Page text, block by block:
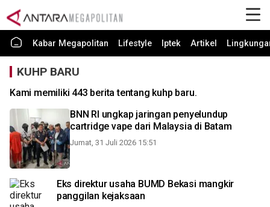
Kabar Megapolitan Lifestyle Iptek Artikel
KUHP BARU
Kami memiliki 443 berita tentang kuhp baru.
BNN RI ungkap jaringan penyelundup
cartridge vape dari Malaysia di Batam
Jumat, 31 Juli 2026 15:51
Eks direktur usaha BUMD Bekasi mangkir
panggilan kejaksaan